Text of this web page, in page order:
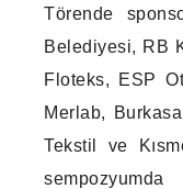
Törende
Belediyesi, RB
Floteks, ESP
Merlab,
Tekstil ve